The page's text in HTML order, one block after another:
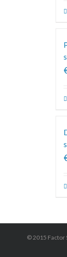
© 2015 Factor